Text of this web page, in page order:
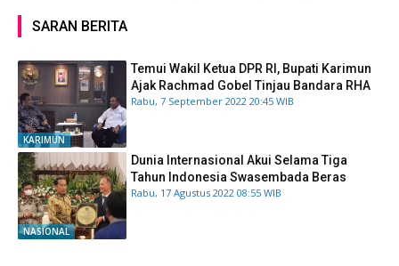
SARAN BERITA
KARIMUN
Temui Wakil Ketua DPR RI, Bupati Karimun
Ajak Rachmad Gobel Tinjau Bandara RHA
Rabu, 7 September 2022 20:45 WIB
NASIONAL
Dunia Internasional Akui Selama Tiga
Tahun Indonesia Swasembada Beras
Rabu, 17 Agustus 2022 08:55 WIB